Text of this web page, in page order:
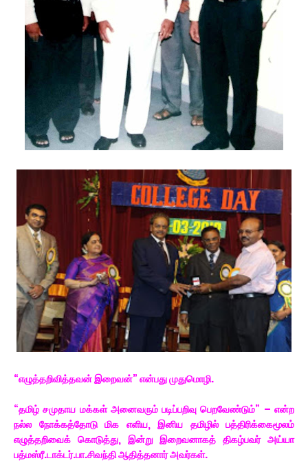
“எழுத்தறிவித்தவன் இறைவன்” என்பது முதுமொழி.
“தமிழ் சமுதாய மக்கள் அனைவரும் படிப்பறிவு பெறவேண்டும்” – என்ற
நல்ல நோக்கத்தோடு மிக எளிய, இனிய தமிழில் பத்திரிக்கைமூலம்
எழுத்தறிவைக் கொடுத்து, இன்று இறைவனாகத் திகழ்பவர் அய்யா
பத்மஸ்ரீ.டாக்டர்.பா.சிவந்தி ஆதித்தனார் அவர்கள்.